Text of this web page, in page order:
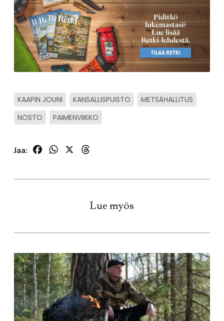
KAAPIN JOUNI KANSALLISPUISTO
METSÄHALLITUS
NOSTO
PAIMENVIIKKO
Jaa: FacebookWhatsApp
Lue myös